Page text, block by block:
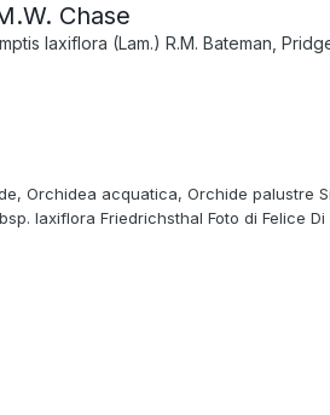
Chase
laxiflora (Lam.) R.M. Bateman,
Orchidea acquatica, Orchide palustre
laxiflora Friedrichsthal Foto di Felice